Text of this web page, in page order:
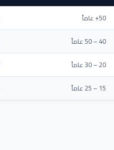
50+ عاماً
40 – 50 عاماً
20 – 30 عاماً
15 – 25 عاماً